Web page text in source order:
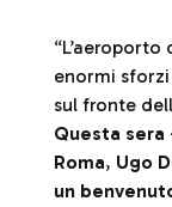
enormi
sul fronte
Questa sera
Roma, Ugo
un